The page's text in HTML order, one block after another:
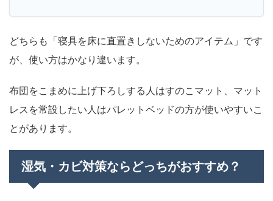
どちらも「寝具を床に直置きしないためのアイテム」です
が、使い方はかなり違います。
布団をこまめに上げ下ろしする人はすのこマット、マット
レスを常設したい人はパレットベッドの方が使いやすいこ
とがあります。
湿気・カビ対策ならどっちがおすすめ？